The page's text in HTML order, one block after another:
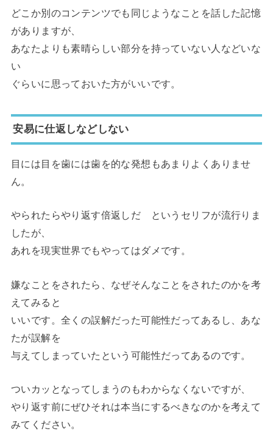
どこか別のコンテンツでも同じようなことを話した記憶
がありますが、
あなたよりも素晴らしい部分を持っていない人などいな
い
ぐらいに思っておいた方がいいです。
安易に仕返しなどしない
目には目を歯には歯を的な発想もあまりよくありませ
ん。
やられたらやり返す倍返しだ というセリフが流行りま
したが、
あれを現実世界でもやってはダメです。
嫌なことをされたら、なぜそんなことをされたのかを考
えてみると
いいです。全くの誤解だった可能性だってあるし、あな
たが誤解を
与えてしまっていたという可能性だってあるのです。
ついカッとなってしまうのもわからなくないですが、
やり返す前にぜひそれは本当にするべきなのかを考えて
みてください。